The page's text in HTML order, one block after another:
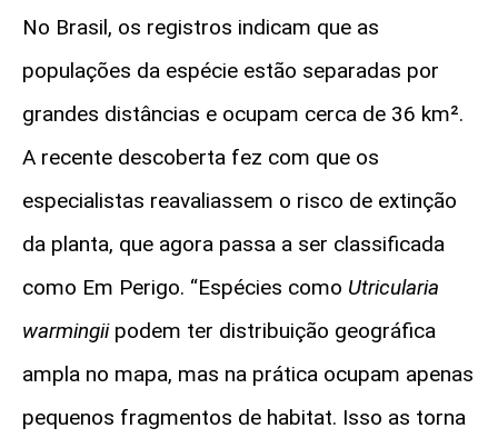
No Brasil, os registros indicam que as
populações da espécie estão separadas por
grandes distâncias e ocupam cerca de 36 km².
A recente descoberta fez com que os
especialistas reavaliassem o risco de extinção
da planta, que agora passa a ser classificada
como Em Perigo. “Espécies como Utricularia
warmingiipodem ter distribuição geográfica
ampla no mapa, mas na prática ocupam apenas
pequenos fragmentos de habitat. Isso as torna